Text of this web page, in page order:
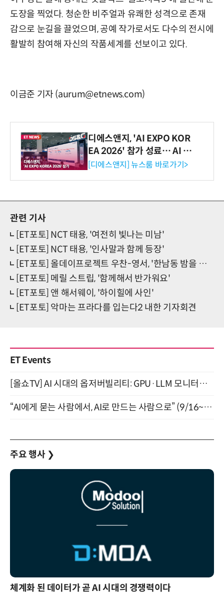
도장을 찍었다. 청순한 비주얼과 유쾌한 성격으로 존재
감으로 눈길을 끌었으며, 공예 작가로서도 다수의 전시에
활발히 참여해 자신의 작품세계를 선보이고 있다.
이금준 기자 (aurum@etnews.com)
디에스앤지, 'AI EXPO KOR
EA 2026' 참가 성료… AI 전
생애주기 아우르는 통합 솔루
[디에스앤지] 뉴스룸 바로가기>
관련 기사
[ET포토] NCT 태용, '여전히 빛나는 미남'
[ET포토] NCT 태용, '인사말과 함께 등장'
[ET포토] 올데이프로젝트 우찬-영서, '한남동 밤을 밝히며'
[ET포토] 메릴 스트립, '함께해서 반가워요'
[ET포토] 앤 해서웨이, '하이힐에 사인'
[ET포토] 악마는 프라다를 입는다2 내한 기자회견
ET Events
[올쇼TV] AI 시대의 옵저버빌리티: GPU·LLM 모니터링부터 AI 기반 장애 대응까지 (8/11 생방송)
“AI에게 묻는 사람에서, AI로 만드는 사람으로” (9/16~17)
주요 행사 ❯
체계화 된 데이터가 곧 AI 시대의 경쟁력이다